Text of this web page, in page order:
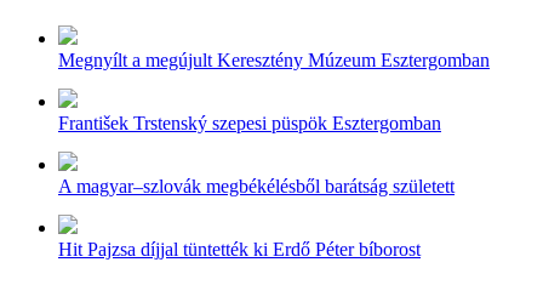
Megnyílt a megújult Keresztény Múzeum Esztergomban
František Trstenský szepesi püspök Esztergomban
A magyar–szlovák megbékélésből barátság született
Hit Pajzsa díjjal tüntették ki Erdő Péter bíborost